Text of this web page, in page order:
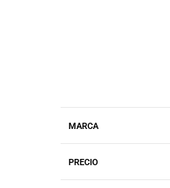
MARCA
PRECIO